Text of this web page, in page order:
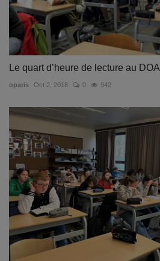
Le quart d’heure de lecture au DOA
oparis Oct 2, 2018 0 942